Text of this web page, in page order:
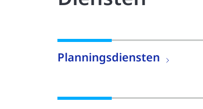
Planningsdiensten